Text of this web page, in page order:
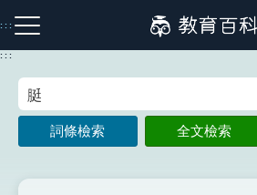
到
主
:::
注音索引圖示 筆畫索引圖示
:::
詞條檢索 全文檢索